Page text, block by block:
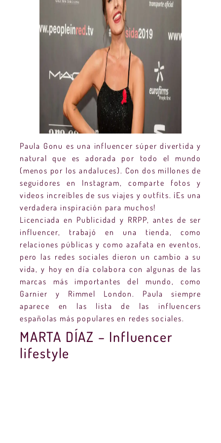
Paula Gonu es una influencer súper divertida y
natural que es adorada por todo el mundo
(menos por los andaluces). Con dos millones de
seguidores en Instagram, comparte fotos y
videos increíbles de sus viajes y outfits. ¡Es una
verdadera inspiración para muchos!
Licenciada en Publicidad y RRPP, antes de ser
influencer, trabajó en una tienda, como
relaciones públicas y como azafata en eventos,
pero las redes sociales dieron un cambio a su
vida, y hoy en día colabora con algunas de las
marcas más importantes del mundo, como
Garnier y Rimmel London. Paula siempre
aparece en las lista de las influencers
españolas más populares en redes sociales.
MARTA DÍAZ – Influencer
lifestyle